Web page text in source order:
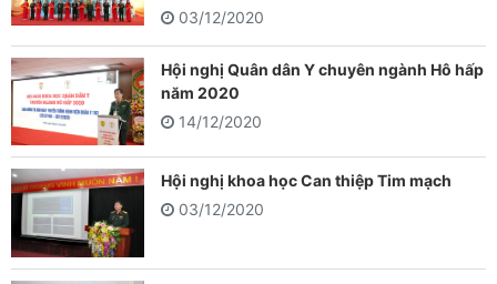
03/12/2020
Hội nghị Quân dân Y chuyên ngành Hô hấp
năm 2020
14/12/2020
Hội nghị khoa học Can thiệp Tim mạch
03/12/2020